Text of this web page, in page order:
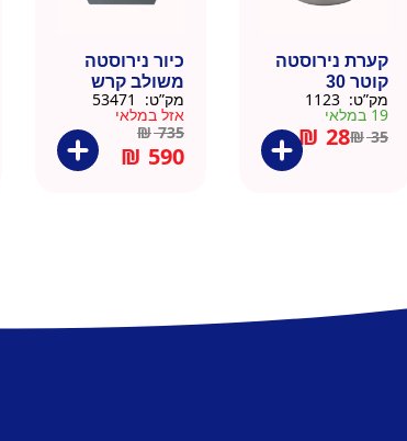
קערת נירוסטה
קוטר 30
מק”ט:
19 במלאי
₪35
₪ 28
כיור נירוסטה
משולב קרש
חיתוך במבוק
35.5×40.5
מק”ט:
אזל במלאי
₪735
₪ 590